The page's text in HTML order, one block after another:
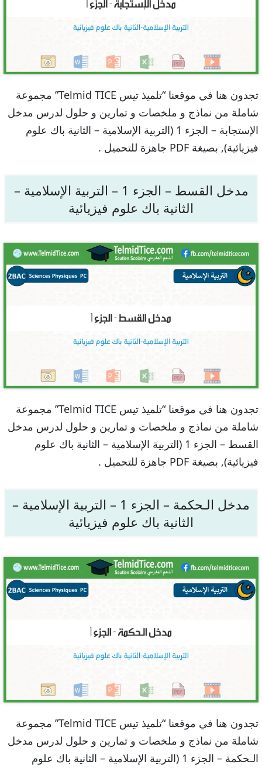
تجدون هنا في موقعنا “تلميذ تيس Telmid TICE” مجموعة
شاملة من نماذج و ملخصات و تمارين و حلول لدرس مدخل
الإستجابة – الجزء 1 (التربية الإسلامية – الثانية باك علوم
فيزيائية), بصيغة PDF جاهزة للتحميل .
مدخل القسط – الجزء 1 – التربية الإسلامية –
الثانية باك علوم فيزيائية
تجدون هنا في موقعنا “تلميذ تيس Telmid TICE” مجموعة
شاملة من نماذج و ملخصات و تمارين و حلول لدرس مدخل
القسط – الجزء 1 (التربية الإسلامية – الثانية باك علوم
فيزيائية), بصيغة PDF جاهزة للتحميل .
مدخل الـحكمة – الجزء 1 – التربية الإسلامية –
الثانية باك علوم فيزيائية
تجدون هنا في موقعنا “تلميذ تيس Telmid TICE” مجموعة
شاملة من نماذج و ملخصات و تمارين و حلول لدرس مدخل
الـحكمة – الجزء 1 (التربية الإسلامية – الثانية باك علوم